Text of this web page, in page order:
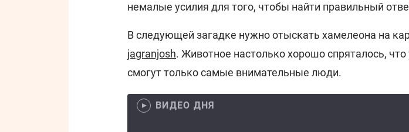
немалые усилия для того, чтобы найти правильный
В следующей загадке нужно отыскать хамелеона на
jagranjosh. Животное настолько хорошо спряталось, что
смогут только самые внимательные люди.
ВИДЕО ДНЯ